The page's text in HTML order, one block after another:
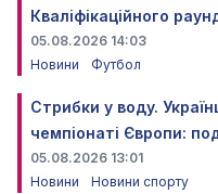
Кваліфікаційного
05.08.2026 14:03
Новини
Футбол
Стрибки у воду.
чемпіонаті Європи:
05.08.2026 13:01
Новини
Новини спорту